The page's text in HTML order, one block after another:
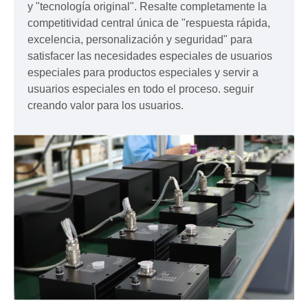
y "tecnología original". Resalte completamente la
competitividad central única de "respuesta rápida,
excelencia, personalización y seguridad" para
satisfacer las necesidades especiales de usuarios
especiales para productos especiales y servir a
usuarios especiales en todo el proceso. seguir
creando valor para los usuarios.